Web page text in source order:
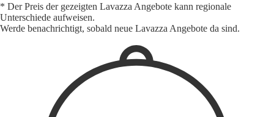
* Der Preis der gezeigten Lavazza Angebote kann regionale
Unterschiede aufweisen.
Werde benachrichtigt, sobald neue Lavazza Angebote da sind.